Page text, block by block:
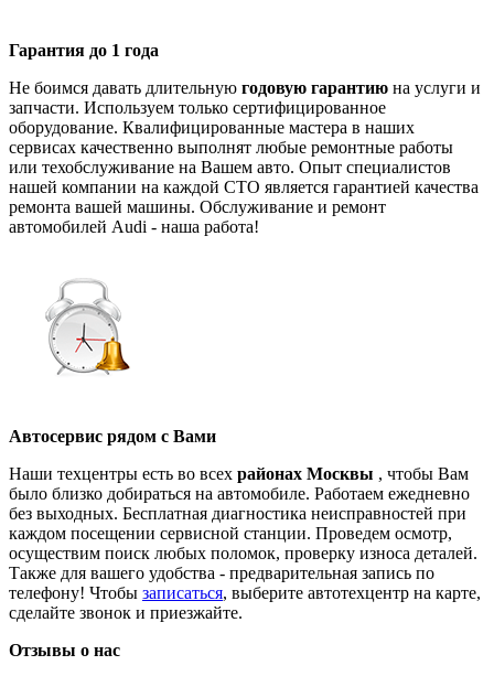
Гарантия до 1 года
Не боимся давать длительную годовую гарантию на услуги и
запчасти. Используем только сертифицированное
оборудование. Квалифицированные мастера в наших
сервисах качественно выполнят любые ремонтные работы
или техобслуживание на Вашем авто. Опыт специалистов
нашей компании на каждой СТО является гарантией качества
ремонта вашей машины. Обслуживание и ремонт
автомобилей Audi - наша работа!
Автосервис рядом с Вами
Наши техцентры есть во всех районах Москвы , чтобы Вам
было близко добираться на автомобиле. Работаем ежедневно
без выходных. Бесплатная диагностика неисправностей при
каждом посещении сервисной станции. Проведем осмотр,
осуществим поиск любых поломок, проверку износа деталей.
Также для вашего удобства - предварительная запись по
телефону! Чтобы записаться, выберите автотехцентр на карте,
сделайте звонок и приезжайте.
Отзывы о нас